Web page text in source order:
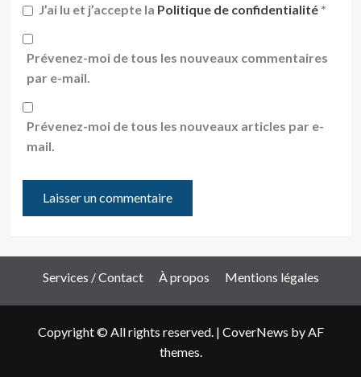
J’ai lu et j’accepte la Politique de confidentialité *
Prévenez-moi de tous les nouveaux commentaires
par e-mail.
Prévenez-moi de tous les nouveaux articles par e-
mail.
Services / Contact À propos Mentions légales
Copyright © All rights reserved. | CoverNews by AF
themes.